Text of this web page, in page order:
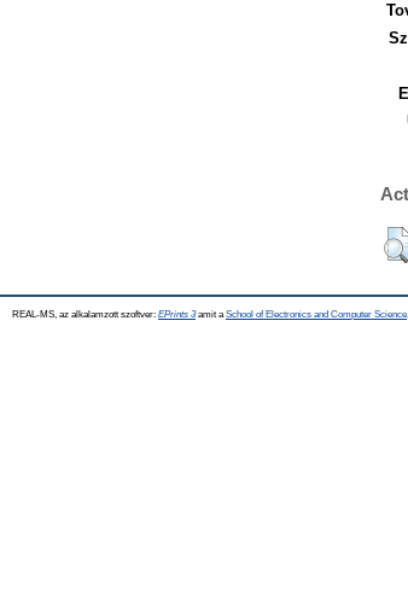
REAL-MS, az alkalamzott szoftver: EPrints 3amit a School of Electronics and Computer Science